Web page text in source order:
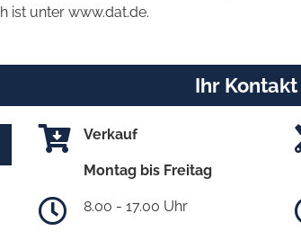
ist unter www.dat.de.
Ihr Kontakt
Verkauf
Montag bis Freitag
8.00 - 17.00 Uhr